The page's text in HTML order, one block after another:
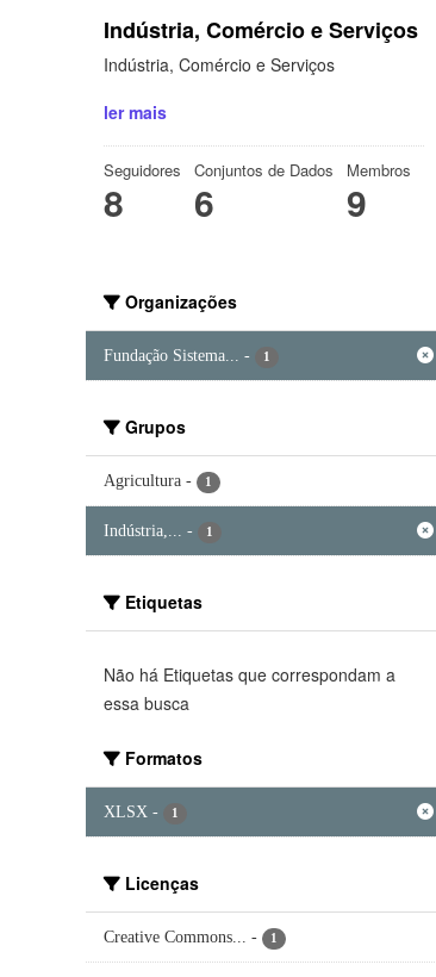
Indústria, Comércio e Serviços
Indústria, Comércio e Serviços
ler mais
Seguidores
8
Conjuntos de Dados
6
Membros
9
Organizações
Fundação Sistema... - 1
Grupos
Agricultura - 1
Indústria,... - 1
Etiquetas
Não há Etiquetas que correspondam a
essa busca
Formatos
XLSX - 1
Licenças
Creative Commons... - 1